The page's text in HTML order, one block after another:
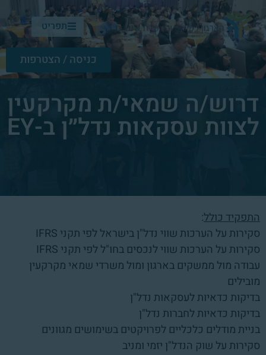
תפריט
כניסה / הצטרפות
דרוש/ה שמאי/ת מקרקעין
לצוות עסקאות נדל״ן ב-EY
התפקיד כולל:
סקירות על הערכות שווי נדל"ן בישראל לפי תקני IFRS
סקירות על הערכות שווי לנכסים בחו"ל לפי תקני IFRS
עבודה מול ממשקים בארגון ומול משרדי שמאי מקרקעין
מובילים
בדיקות כדאיות לעסקאות נדל"ן
בדיקות כדאיות לחברות נדל"ן
בניית מודלים כלכליים לפרויקטים בשימושים מגוונים
סקירות על שוק הנדל"ן יזמי ומניב